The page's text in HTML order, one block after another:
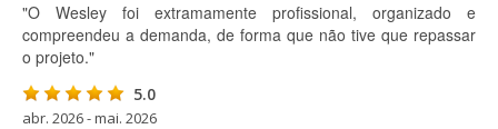
"O Wesley foi extramamente profissional, organizado e
compreendeu a demanda, de forma que não tive que repassar
o projeto."
5.0
abr. 2026 - mai. 2026